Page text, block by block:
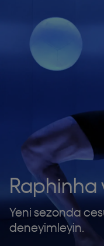
Raphinha
Yeni sezonda
deneyimleyin.